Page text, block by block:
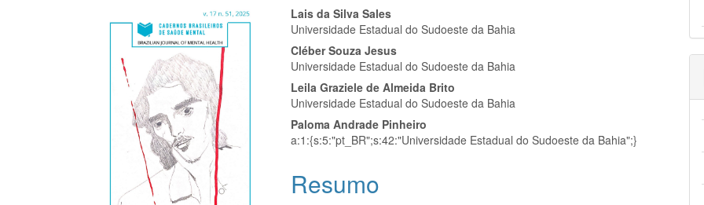
Barra
lateral
artigos
Conteúdo
do
artigo
principal
Lais da Silva Sales
Universidade Estadual do Sudoeste da Bahia
Cléber Souza Jesus
Universidade Estadual do Sudoeste da Bahia
Leila Graziele de Almeida Brito
Universidade Estadual do Sudoeste da Bahia
Paloma Andrade Pinheiro
a:1:{s:5:"pt_BR";s:42:"Universidade Estadual do Sudoeste da Bahia";}
Resumo